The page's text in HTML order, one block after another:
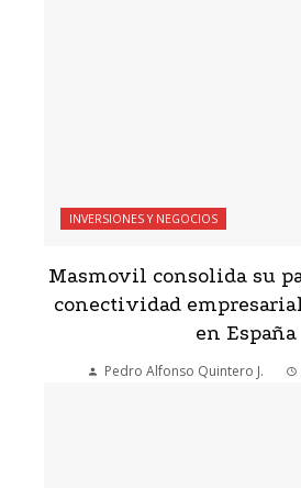
INVERSIONES Y NEGOCIOS
Masmovil consolida su
conectividad
en España
Pedro Alfonso Quintero J.